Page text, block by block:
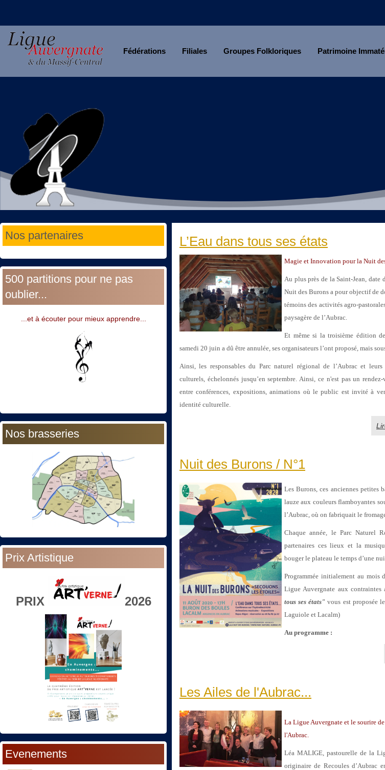
Fédérations Filiales Groupes Folkloriques Patrimoine
Nos partenaires
500 partitions pour ne pas
oublier...
...et à écouter pour mieux apprendre...
Nos brasseries
Prix Artistique
PRIX 2026
Evenements
L’Eau dans tous ses états
Magie et Innovation pour la Nuit
Au plus près de la Saint-Jean,
Nuit des Burons a pour objectif de
témoins des activités agro-
paysagère de l’Aubrac.
Et même si la troisième édition
samedi 20 juin a dû être annulée, ses organisateurs l’ont proposé, mais
Ainsi, les responsables du Parc naturel régional de l’Aubrac et
culturels, échelonnés jusqu’en septembre. Ainsi, ce n'est pas un
entre conférences, expositions, animations où le public est invité à
identité culturelle.
Nuit des Burons / N°1
Les Burons, ces anciennes petites
lauze aux couleurs flamboyantes
l’Aubrac, où on fabriquait le
Chaque année, le Parc Naturel
partenaires ces lieux et la
bouger le plateau le temps d’une
Programmée initialement au mois
Ligue Auvergnate aux contraintes
tous ses états" vous est proposée
Laguiole et Lacalm)
Au programme :
Les Ailes de l'Aubrac...
La Ligue Auvergnate et le sourire
l'Aubrac.
Léa MALIGE, pastourelle de la
originaire de Recoules d’Aubrac